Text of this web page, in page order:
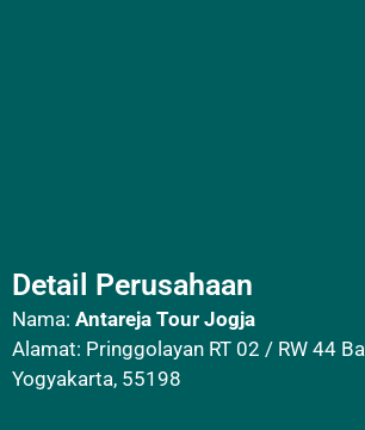
Detail Perusahaan
Nama: Antareja Tour Jogja
Alamat: Pringgolayan RT 02 / RW 44
Yogyakarta, 55198